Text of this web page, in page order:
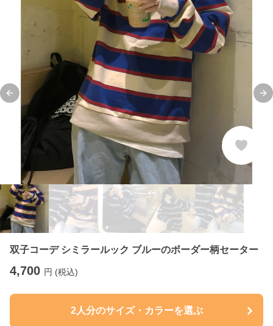
Previous slide
双子コーデ シミラールック ブルーのボーダー柄セーター
4,700 円 (税込)
2人分のサイズ・カラーを選ぶ